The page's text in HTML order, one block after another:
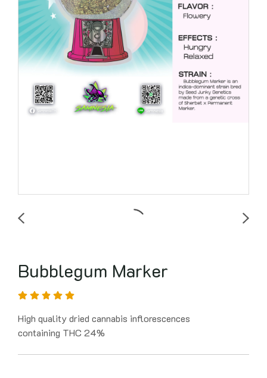
Bubblegum Marker
High quality dried cannabis inflorescences
containing THC 24%